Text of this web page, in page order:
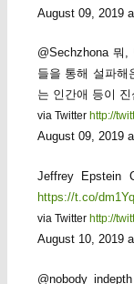
August 09, 2019
@Sechzhona 뭐
들을 통해 설파해
는 인간애 등이
via Twitter http://
August 09, 2019
Jeffrey Epstein
https://t.co/
via Twitter http://
August 10, 2019